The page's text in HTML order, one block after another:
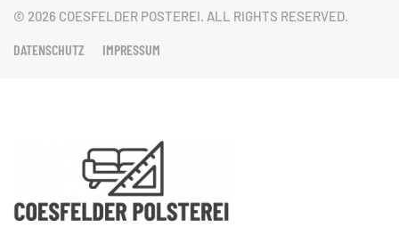
© 2026 COESFELDER POSTEREI. ALL RIGHTS RESERVED.
DATENSCHUTZ IMPRESSUM